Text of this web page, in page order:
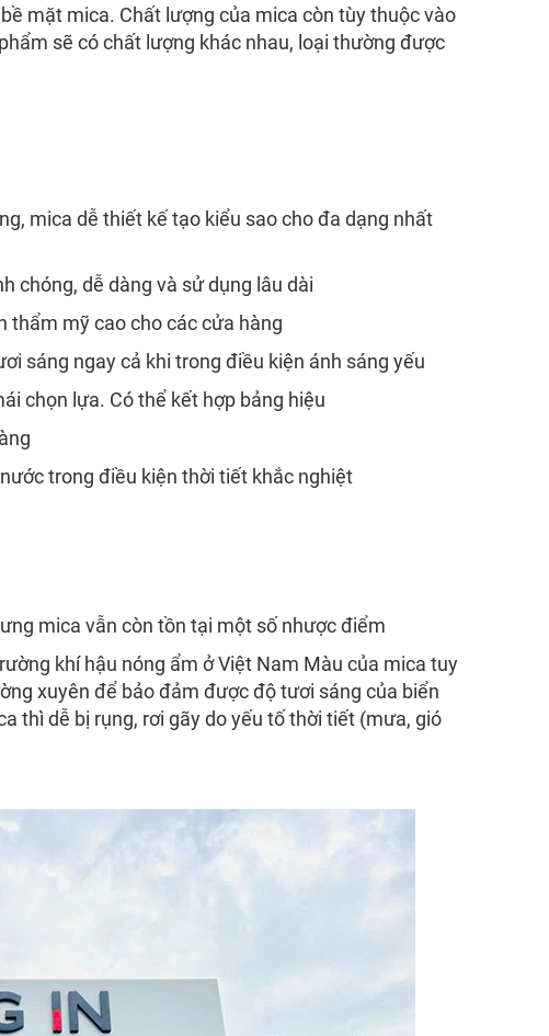
mặt mica. Chất lượng của mica còn tùy thuộc vào
sẽ có chất lượng khác nhau, loại thường được
mica dễ thiết kế tạo kiểu sao cho đa dạng nhất
chóng, dễ dàng và sử dụng lâu dài
thẩm mỹ cao cho các cửa hàng
sáng ngay cả khi trong điều kiện ánh sáng yếu
chọn lựa. Có thể kết hợp bảng hiệu
trong điều kiện thời tiết khắc nghiệt
mica vẫn còn tồn tại một số nhược điểm
khí hậu nóng ẩm ở Việt Nam Màu của mica tuy
xuyên để bảo đảm được độ tươi sáng của biển
thì dễ bị rụng, rơi gãy do yếu tố thời tiết (mưa, gió